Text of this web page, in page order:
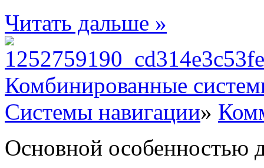
Читать дальше »
Комбинированные
Системы навигации»
Основной особенностью